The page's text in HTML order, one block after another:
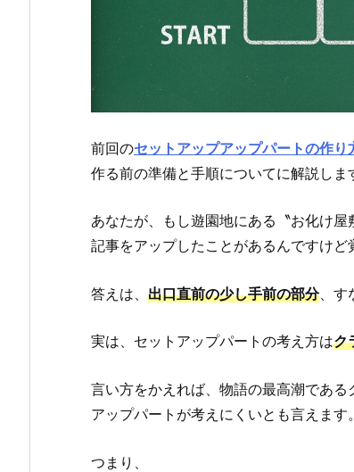
前回のセットアップアップパートの作
作る前の準備と手順についてに解説しま
あなたが、もし遊園地にある〝お化け
記事をアップしたことがあるんですけど
答えは、 出口直前の少し手前の部分、す
実は、セットアップパートの考え方はク
言い方をかえれば、物語の最高潮であ
アップパートが考えにくいとも言えます。
つまり、